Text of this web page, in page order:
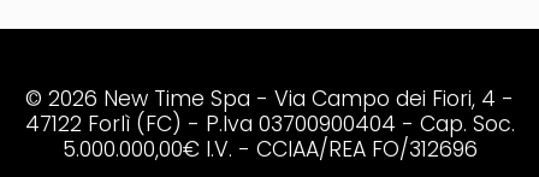
© 2026 New Time Spa - Via Campo dei Fiori, 4 -
47122 Forlì (FC) - P.Iva 03700900404 - Cap. Soc.
5.000.000,00€ I.V. - CCIAA/REA FO/312696